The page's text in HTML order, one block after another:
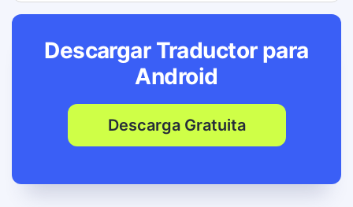
Descargar Traductor para
Android
Descarga Gratuita